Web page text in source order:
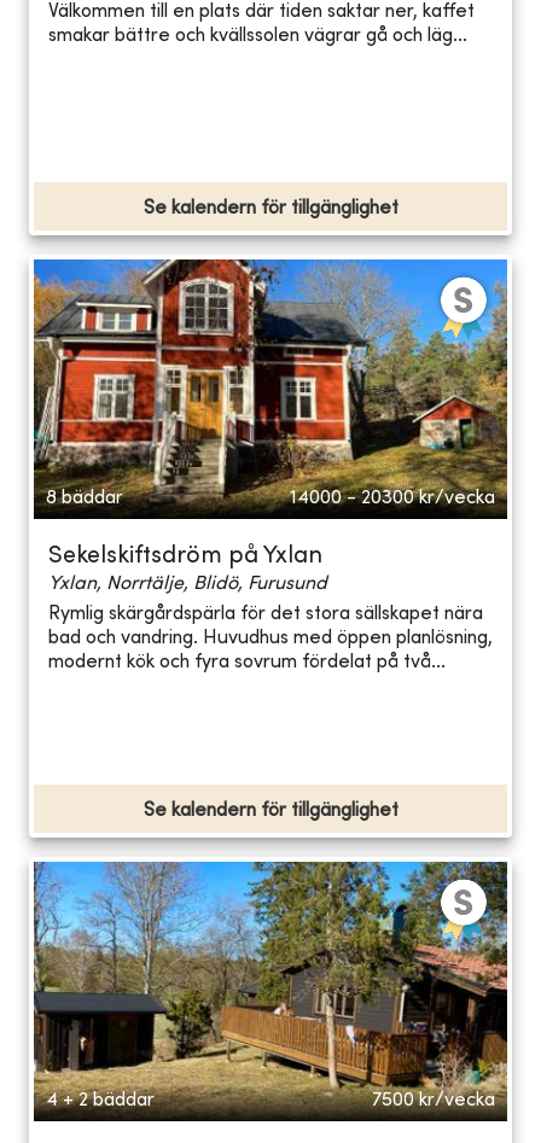
Välkommen till en plats där tiden saktar ner, kaffet
smakar bättre och kvällssolen vägrar gå och läg...
Se kalendern för tillgänglighet
8 bäddar 14000 - 20300 kr/vecka
Sekelskiftsdröm på Yxlan
Yxlan, Norrtälje, Blidö, Furusund
Rymlig skärgårdspärla för det stora sällskapet nära
bad och vandring. Huvudhus med öppen planlösning,
modernt kök och fyra sovrum fördelat på två...
Se kalendern för tillgänglighet
4 + 2 bäddar 7500 kr/vecka